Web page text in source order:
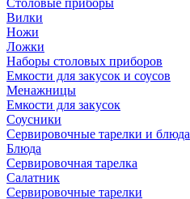
Столовые приборы
Вилки
Ножи
Ложки
Наборы столовых приборов
Емкости для закусок и соусов
Менажницы
Емкости для закусок
Соусники
Сервировочные тарелки и блюда
Блюда
Сервировочная тарелка
Салатник
Сервировочные тарелки